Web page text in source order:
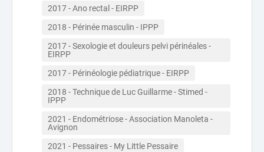
2017 - Ano rectal - EIRPP
2018 - Périnée masculin - IPPP
2017 - Sexologie et douleurs pelvi périnéales -
EIRPP
2017 - Périnéologie pédiatrique - EIRPP
2018 - Technique de Luc Guillarme - Stimed -
IPPP
2021 - Endométriose - Association Manoleta -
Avignon
2021 - Pessaires - My Little Pessaire